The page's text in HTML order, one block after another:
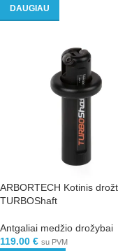
DAUGIAU
ARBORTECH Kotinis
TURBOShaft
Antgaliai medžio drožybai
119.00 € su PVM